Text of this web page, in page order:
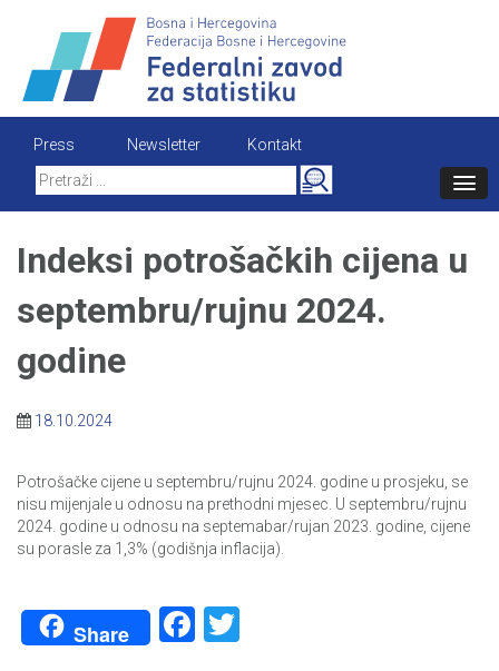
content
Press Newsletter
Kontakt
Search
for:
Indeksi potrošačkih cijena u
septembru/rujnu 2024.
godine
18.10.2024
Potrošačke cijene u septembru/rujnu 2024. godine u prosjeku, se
nisu mijenjale u odnosu na prethodni mjesec. U septembru/rujnu
2024. godine u odnosu na septemabar/rujan 2023. godine, cijene
su porasle za 1,3% (godišnja inflacija).
Share Facebook